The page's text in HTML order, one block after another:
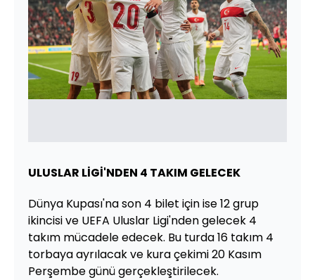
ULUSLAR LİGİ'NDEN 4 TAKIM GELECEK
Dünya Kupası'na son 4 bilet için ise 12 grup
ikincisi ve UEFA Uluslar Ligi'nden gelecek 4
takım mücadele edecek. Bu turda 16 takım 4
torbaya ayrılacak ve kura çekimi 20 Kasım
Perşembe günü gerçekleştirilecek.